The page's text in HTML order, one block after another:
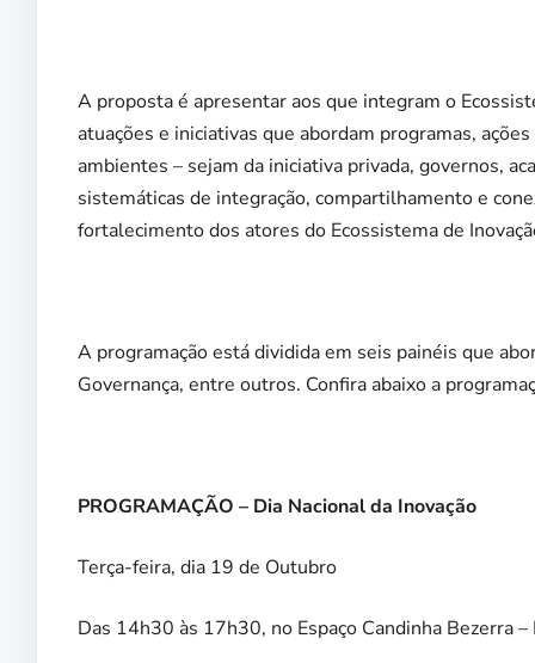
A proposta é apresentar aos que integram o
atuações e iniciativas que abordam programas,
ambientes – sejam da iniciativa privada, governos,
sistemáticas de integração, compartilhamento e
fortalecimento dos atores do Ecossistema de
A programação está dividida em seis painéis que
Governança, entre outros. Confira abaixo a
PROGRAMAÇÃO – Dia Nacional da Inovação
Terça-feira, dia 19 de Outubro
Das 14h30 às 17h30, no Espaço Candinha Bezerra –